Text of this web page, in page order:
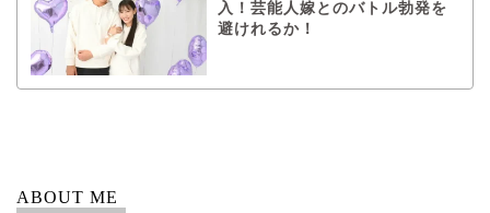
入！芸能人嫁とのバトル勃発を
避けれるか！
ABOUT ME